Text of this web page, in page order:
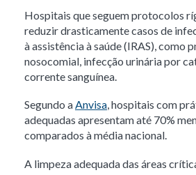
Hospitais que seguem protocolos
reduzir drasticamente casos de
à assistência à saúde (IRAS), como
nosocomial, infecção urinária por
corrente sanguínea.
Segundo aAnvisa, hospitais com
adequadas apresentam até 70%
comparados à média nacional.
A limpeza adequada das áreas